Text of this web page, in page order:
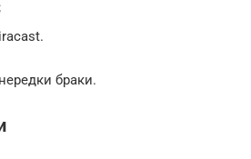
браки.